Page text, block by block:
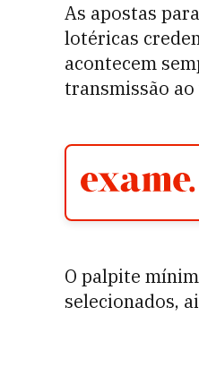
As apostas
lotéricas
acontecem
transmissão
O palpite
selecionados,